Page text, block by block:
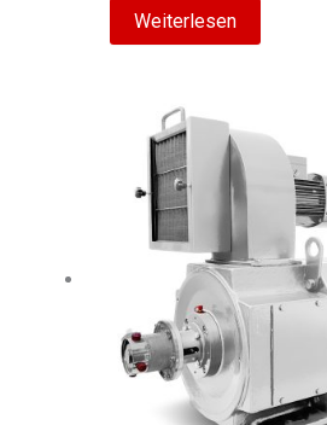
Weiterlesen